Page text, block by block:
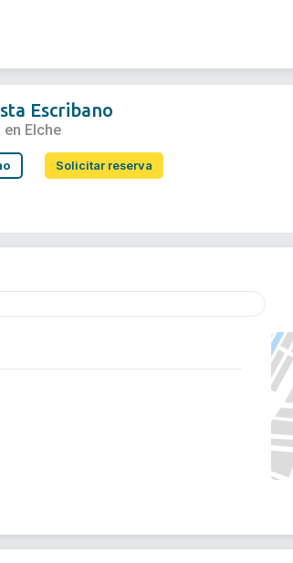
Escribano
en Elche
Solicitar reserva